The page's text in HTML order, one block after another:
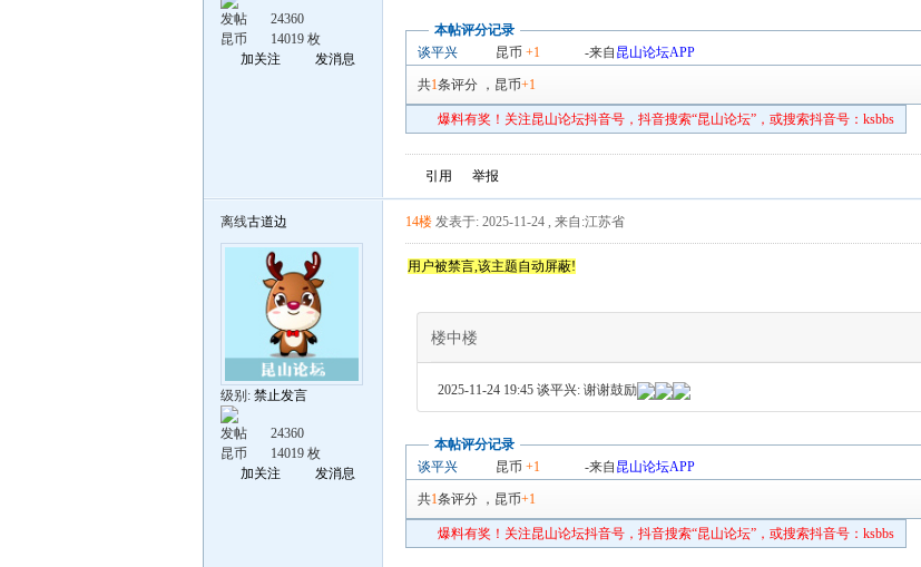
发帖
24360
昆币
14019 枚
加关注
发消息
本帖评分记录
谈平兴
昆币 +1 -来自 昆山论坛APP
共1条评分 ， 昆币+1
爆料有奖！关注昆山论坛抖音号，抖音搜索“昆山论坛”，或搜索抖音号：ksbbs
引用 举报
离线古道边
级别: 禁止发言
发帖
24360
昆币
14019 枚
加关注
发消息
14楼 发表于: 2025-11-24 , 来自:江苏省
用户被禁言,该主题自动屏蔽!
楼中楼
2025-11-24 19:45 谈平兴: 谢谢鼓励
本帖评分记录
谈平兴
昆币 +1 -来自 昆山论坛APP
共1条评分 ， 昆币+1
爆料有奖！关注昆山论坛抖音号，抖音搜索“昆山论坛”，或搜索抖音号：ksbbs